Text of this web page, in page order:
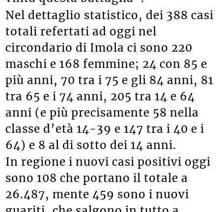
Nel dettaglio statistico, dei 388 casi
totali refertati ad oggi nel
circondario di Imola ci sono 220
maschi e 168 femmine; 24 con 85 e
più anni, 70 tra i 75 e gli 84 anni, 81
tra 65 e i 74 anni, 205 tra 14 e 64
anni (e più precisamente 58 nella
classe d’età 14-39 e 147 tra i 40 e i
64) e 8 al di sotto dei 14 anni.
In regione i nuovi casi positivi oggi
sono 108 che portano il totale a
26.487, mente 459 sono i nuovi